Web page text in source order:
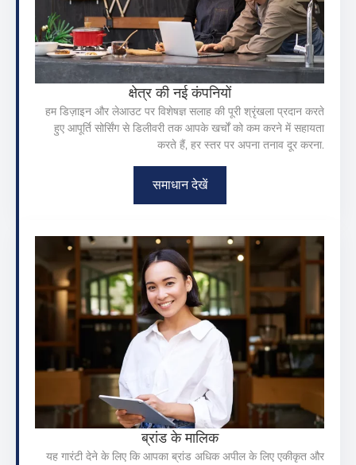
क्षेत्र की नई कंपनियों
हम डिज़ाइन और लेआउट पर विशेषज्ञ सलाह की पूरी श्रृंखला प्रदान करते
हुए आपूर्ति सोर्सिंग से डिलीवरी तक आपके खर्चों को कम करने में सहायता
करते हैं, हर स्तर पर अपना तनाव दूर करना.
समाधान देखें
ब्रांड के मालिक
यह गारंटी देने के लिए कि आपका ब्रांड अधिक अपील के लिए एकीकृत और